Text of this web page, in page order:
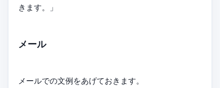
きます。」
メール
メールでの文例をあげておきます。